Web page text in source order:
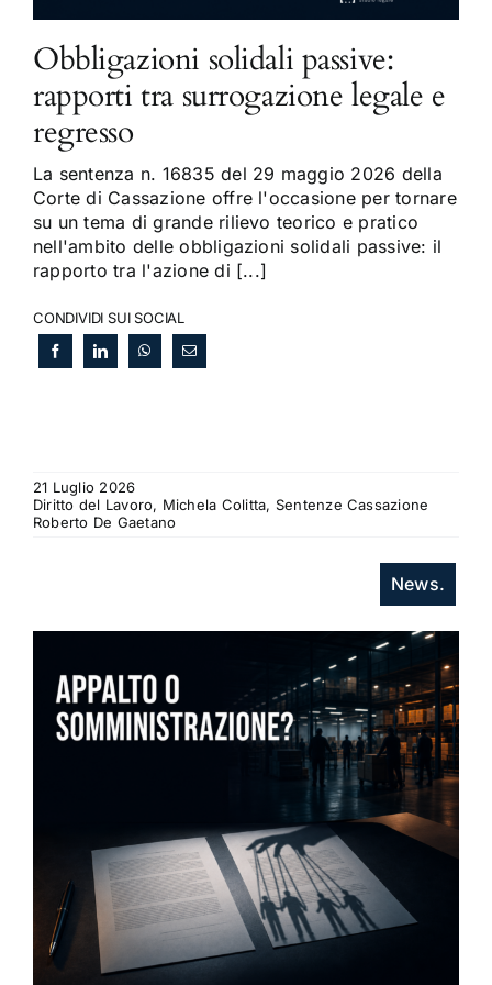
Obbligazioni solidali passive:
rapporti tra surrogazione legale e
regresso
La sentenza n. 16835 del 29 maggio 2026 della
Corte di Cassazione offre l'occasione per tornare
su un tema di grande rilievo teorico e pratico
nell'ambito delle obbligazioni solidali passive: il
rapporto tra l'azione di [...]
CONDIVIDI SUI SOCIAL
21 Luglio 2026
Diritto del Lavoro, Michela Colitta, Sentenze Cassazione
Roberto De Gaetano
News.